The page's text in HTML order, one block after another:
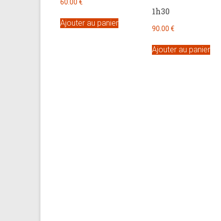
60.00 €
Ajouter au panier
1h30
90.00€
Ajouter au panier